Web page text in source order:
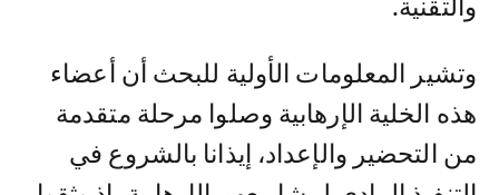
والتقنية.
وتشير المعلومات الأولية للبحث أن أعضاء
هذه الخلية الإرهابية وصلوا مرحلة متقدمة
من التحضير والإعداد، إيذانا بالشروع في